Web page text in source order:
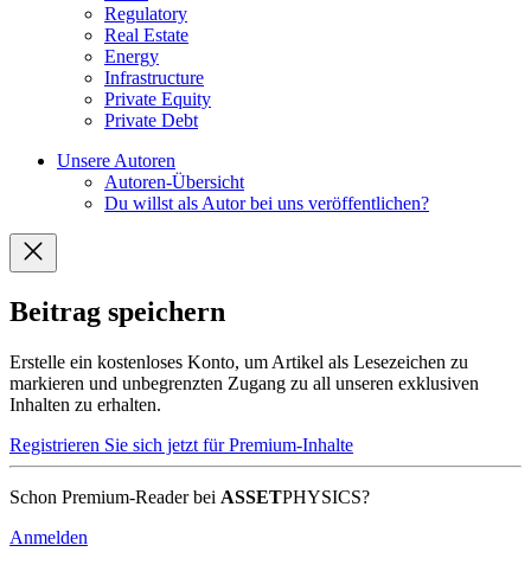
Regulatory
Real Estate
Energy
Infrastructure
Private Equity
Private Debt
Unsere Autoren
Autoren-Übersicht
Du willst als Autor bei uns veröffentlichen?
Beitrag speichern
Erstelle ein kostenloses Konto, um Artikel als Lesezeichen zu
markieren und unbegrenzten Zugang zu all unseren exklusiven
Inhalten zu erhalten.
Registrieren Sie sich jetzt für Premium-Inhalte
Schon Premium-Reader bei ASSETPHYSICS?
Anmelden